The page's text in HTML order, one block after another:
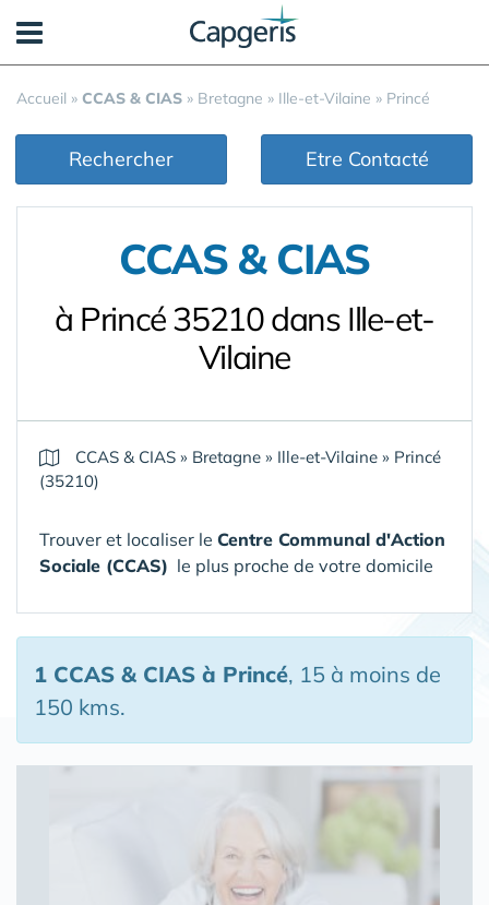
Accueil » CCAS & CIAS » Bretagne » Ille-et-Vilaine » Princé
Rechercher Etre Contacté
CCAS & CIAS
à Princé 35210 dans Ille-et-
Vilaine
CCAS & CIAS » Bretagne » Ille-et-Vilaine » Princé
(35210)
Trouver et localiser le Centre Communal d'Action
Sociale (CCAS) le plus proche de votre domicile
1 CCAS & CIAS à Princé, 15 à moins de
150 kms.